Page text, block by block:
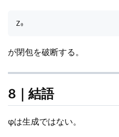
が閉包を破断する。
8｜結語
φは生成ではない。